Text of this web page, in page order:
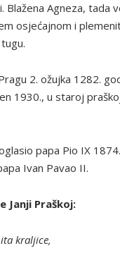
Blažena Agneza, tada
osjećajnom i
2. ožujka 1282.
1930., u staroj
papa Pio IX
Ivan Pavao II.
Janji Praškoj:
kraljice,